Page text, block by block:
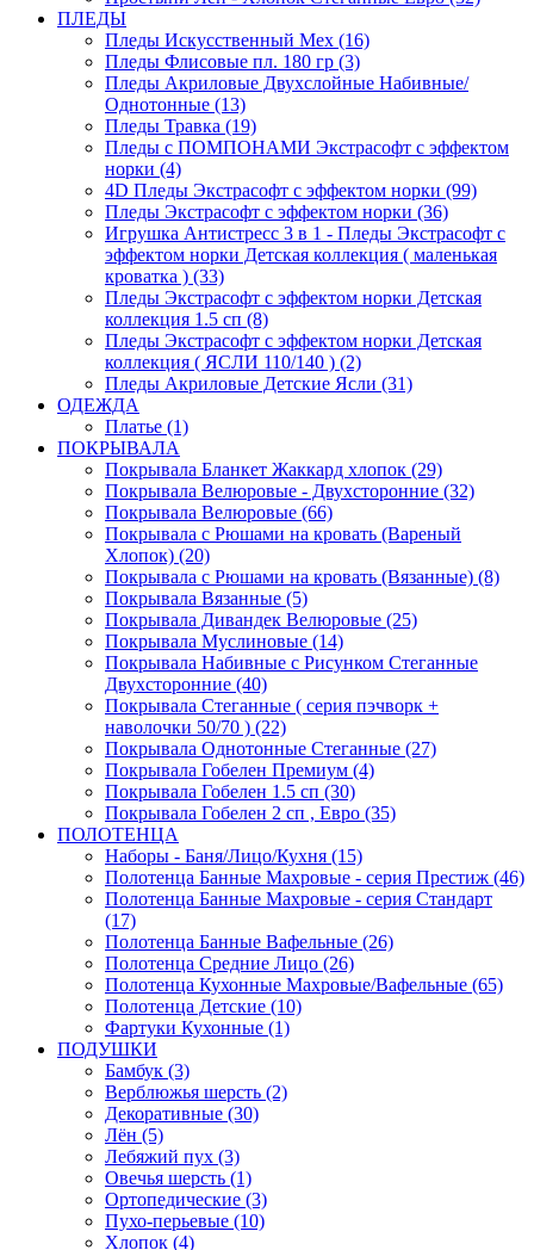
ПЛЕДЫ
Пледы Искусственный Мех (16)
Пледы Флисовые пл. 180 гр (3)
Пледы Акриловые Двухслойные Набивные/
Однотонные (13)
Пледы Травка (19)
Пледы с ПОМПОНАМИ Экстрасофт с эффектом
норки (4)
4D Пледы Экстрасофт с эффектом норки (99)
Пледы Экстрасофт с эффектом норки (36)
Игрушка Антистресс 3 в 1 - Пледы Экстрасофт с
эффектом норки Детская коллекция ( маленькая
кроватка ) (33)
Пледы Экстрасофт с эффектом норки Детская
коллекция 1.5 сп (8)
Пледы Экстрасофт с эффектом норки Детская
коллекция ( ЯСЛИ 110/140 ) (2)
Пледы Акриловые Детские Ясли (31)
ОДЕЖДА
Платье (1)
ПОКРЫВАЛА
Покрывала Бланкет Жаккард хлопок (29)
Покрывала Велюровые - Двухсторонние (32)
Покрывала Велюровые (66)
Покрывала с Рюшами на кровать (Вареный
Хлопок) (20)
Покрывала с Рюшами на кровать (Вязанные) (8)
Покрывала Вязанные (5)
Покрывала Дивандек Велюровые (25)
Покрывала Муслиновые (14)
Покрывала Набивные с Рисунком Стеганные
Двухсторонние (40)
Покрывала Стеганные ( серия пэчворк +
наволочки 50/70 ) (22)
Покрывала Однотонные Стеганные (27)
Покрывала Гобелен Премиум (4)
Покрывала Гобелен 1.5 сп (30)
Покрывала Гобелен 2 сп , Евро (35)
ПОЛОТЕНЦА
Наборы - Баня/Лицо/Кухня (15)
Полотенца Банные Махровые - серия Престиж (46)
Полотенца Банные Махровые - серия Стандарт
(17)
Полотенца Банные Вафельные (26)
Полотенца Средние Лицо (26)
Полотенца Кухонные Махровые/Вафельные (65)
Полотенца Детские (10)
Фартуки Кухонные (1)
ПОДУШКИ
Бамбук (3)
Верблюжья шерсть (2)
Декоративные (30)
Лён (5)
Лебяжий пух (3)
Овечья шерсть (1)
Ортопедические (3)
Пухо-перьевые (10)
Хлопок (4)